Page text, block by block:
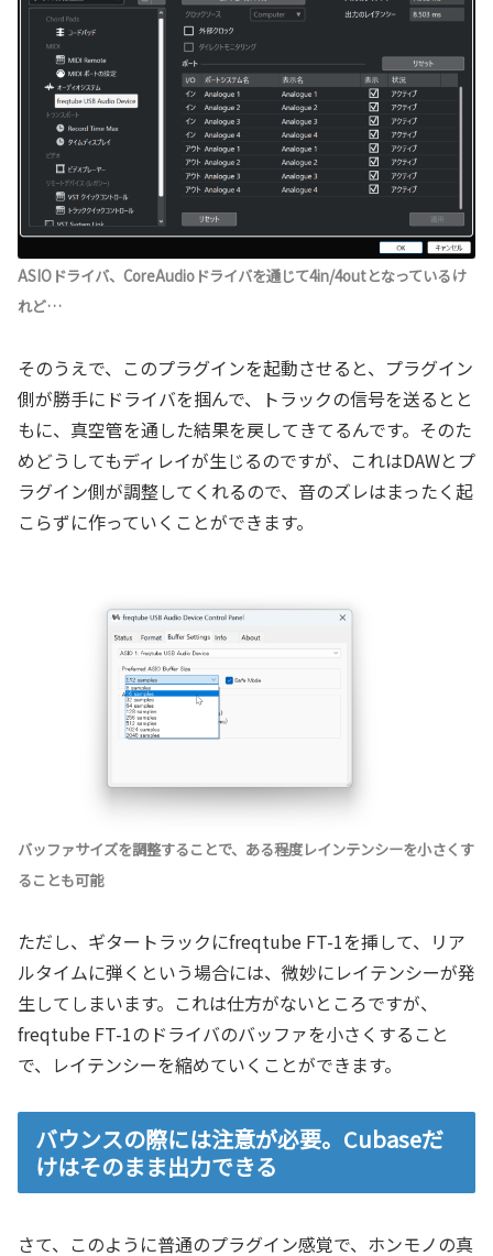
ASIOドライバ、CoreAudioドライバを通じて4in/4outとなっているけ
れど…
そのうえで、このプラグインを起動させると、プラグイン
側が勝手にドライバを掴んで、トラックの信号を送るとと
もに、真空管を通した結果を戻してきてるんです。そのた
めどうしてもディレイが生じるのですが、これはDAWとプ
ラグイン側が調整してくれるので、音のズレはまったく起
こらずに作っていくことができます。
バッファサイズを調整することで、ある程度レインテンシーを小さくす
ることも可能
ただし、ギタートラックにfreqtube FT-1を挿して、リア
ルタイムに弾くという場合には、微妙にレイテンシーが発
生してしまいます。これは仕方がないところですが、
freqtube FT-1のドライバのバッファを小さくすること
で、レイテンシーを縮めていくことができます。
バウンスの際には注意が必要。Cubaseだ
けはそのまま出力できる
さて、このように普通のプラグイン感覚で、ホンモノの真